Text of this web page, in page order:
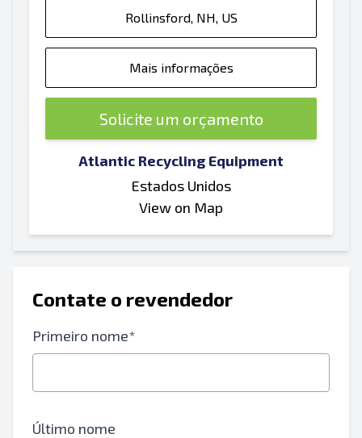
Rollinsford, NH, US
Mais informações
Solicite um orçamento
Atlantic Recycling Equipment
Estados Unidos
View on Map
Contate o revendedor
Primeiro nome*
Último nome